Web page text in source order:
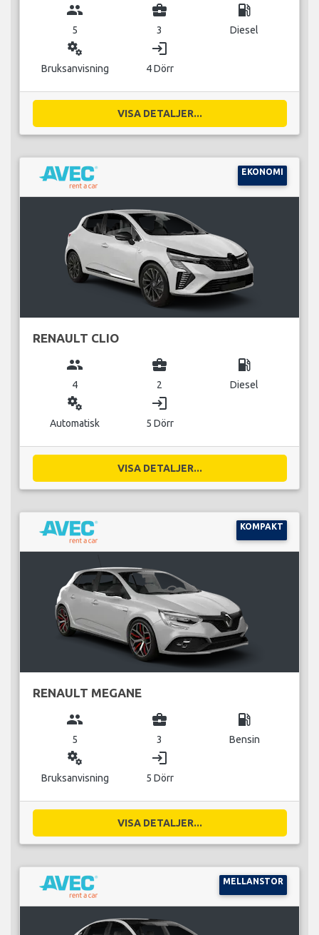
group
5
business_center
3
local_gas_station
Diesel
miscellaneous_services
Bruksanvisning
login
4 Dörr
VISA DETALJER...
EKONOMI
RENAULT CLIO
group
4
business_center
2
local_gas_station
Diesel
miscellaneous_services
Automatisk
login
5 Dörr
VISA DETALJER...
KOMPAKT
RENAULT MEGANE
group
5
business_center
3
local_gas_station
Bensin
miscellaneous_services
Bruksanvisning
login
5 Dörr
VISA DETALJER...
MELLANSTOR